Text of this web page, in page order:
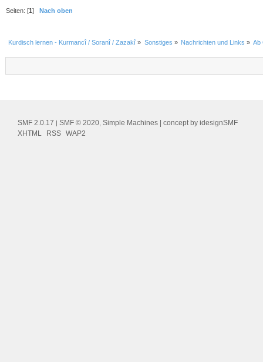
Seiten: [1] Nach oben
Kurdisch lernen - Kurmancî / Soranî / Zazakî » Sonstiges » Nachrichten und Links » Ab
SMF 2.0.17 | SMF © 2020 Simple Machines | concept by idesignSMF
XHTML
RSS WAP2